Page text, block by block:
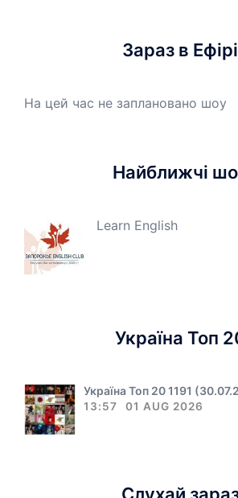
Зараз в Ефірі
На цей час не заплановано шоу
Найближчі
Learn English
Україна Топ
Україна Топ 20 1191
13:57 01 AUG 2026